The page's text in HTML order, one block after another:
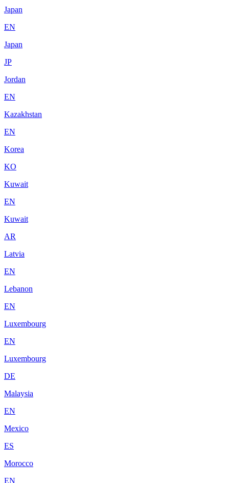
Japan
EN
Japan
JP
Jordan
EN
Kazakhstan
EN
Korea
KO
Kuwait
EN
Kuwait
AR
Latvia
EN
Lebanon
EN
Luxembourg
EN
Luxembourg
DE
Malaysia
EN
Mexico
ES
Morocco
EN